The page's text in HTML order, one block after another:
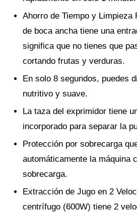
Ahorro de Tiempo y Limpieza
de boca ancha tiene una
significa que no tienes que
cortando frutas y verduras.
En solo 8 segundos, puedes
nutritivo y suave.
La taza del exprimidor tiene
incorporado para separar la
Protección por sobrecarga
automáticamente la máquina
sobrecarga.
Extracción de Jugo en 2
centrífugo (600W) tiene 2